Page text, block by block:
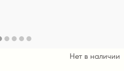
Нет в наличии